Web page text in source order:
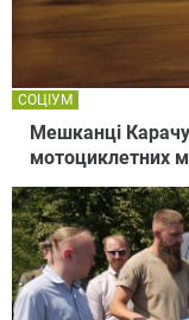
Мешканці
мотоциклетних
СОЦІУМ